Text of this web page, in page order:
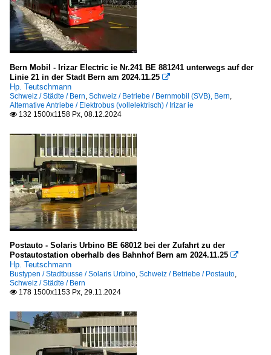
Bern Mobil - Irizar Electric ie Nr.241 BE 881241 unterwegs auf der
Linie 21 in der Stadt Bern am 2024.11.25 
Hp. Teutschmann
Schweiz / Städte / Bern, Schweiz / Betriebe / Bernmobil (SVB), Bern,
Alternative Antriebe / Elektrobus (vollelektrisch) / Irizar ie
 132 1500x1158 Px, 08.12.2024
Postauto - Solaris Urbino BE 68012 bei der Zufahrt zu der
Postautostation oberhalb des Bahnhof Bern am 2024.11.25 
Hp. Teutschmann
Bustypen / Stadtbusse / Solaris Urbino, Schweiz / Betriebe / Postauto,
Schweiz / Städte / Bern
 178 1500x1153 Px, 29.11.2024